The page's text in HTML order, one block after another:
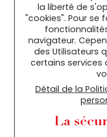
la liberté de
"cookies". Pour se
navigateur.
des Utilisateurs
certains services
Détail de la
La